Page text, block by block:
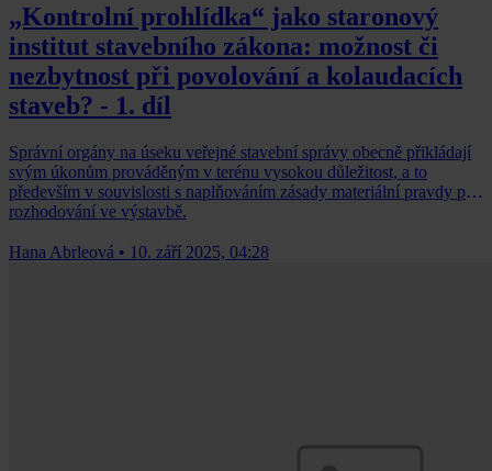
„Kontrolní prohlídka“ jako staronový
institut stavebního zákona: možnost či
nezbytnost při povolování a kolaudacích
staveb? - 1. díl
Správní orgány na úseku veřejné stavební správy obecně přikládají
svým úkonům prováděným v terénu vysokou důležitost, a to
především v souvislosti s naplňováním zásady materiální pravdy při
rozhodování ve výstavbě.
Hana Abrleová • 10. září 2025, 04:28